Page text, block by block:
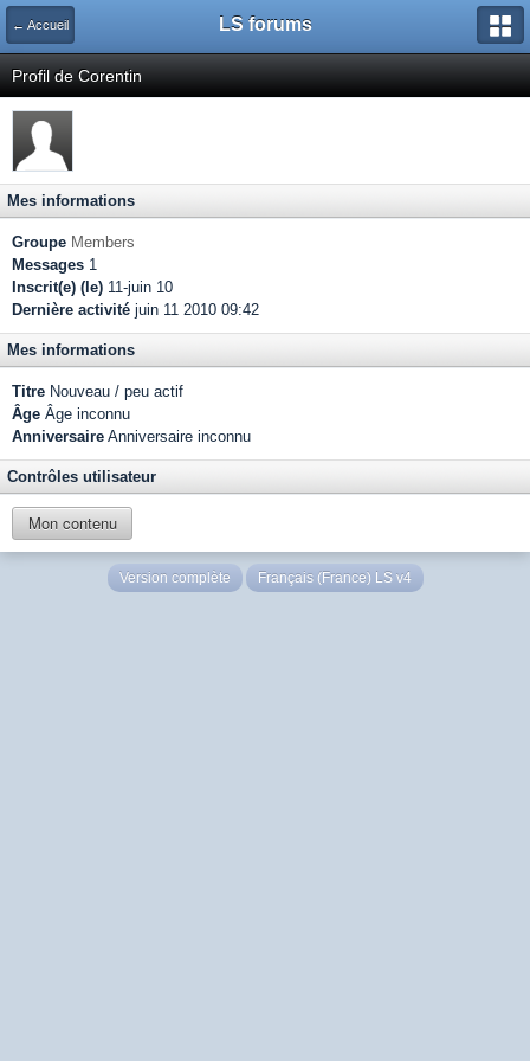
← Accueil LS forums
Profil de Corentin
Mes informations
Groupe Members
Messages 1
Inscrit(e) (le) 11-juin 10
Dernière activité juin 11 2010 09:42
Mes informations
Titre Nouveau / peu actif
Âge Âge inconnu
Anniversaire Anniversaire inconnu
Contrôles utilisateur
Mon contenu
Version complète Français (France) LS v4